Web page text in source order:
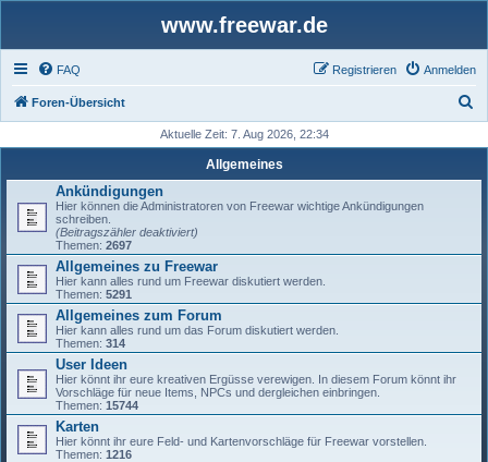
www.freewar.de
FAQ Anmelden
Registrieren
Foren-Übersicht
h
Aktuelle Zeit: 7. Aug 2026, 22:34
Allgemeines
Ankündigungen
Hier können die Administratoren von Freewar wichtige Ankündigungen
schreiben.
(Beitragszähler deaktiviert)
Themen: 2697
Allgemeines zu Freewar
Hier kann alles rund um Freewar diskutiert werden.
Themen: 5291
Allgemeines zum Forum
Hier kann alles rund um das Forum diskutiert werden.
Themen: 314
User Ideen
Hier könnt ihr eure kreativen Ergüsse verewigen. In diesem Forum könnt ihr
Vorschläge für neue Items, NPCs und dergleichen einbringen.
Themen: 15744
Karten
Hier könnt ihr eure Feld- und Kartenvorschläge für Freewar vorstellen.
Themen: 1216